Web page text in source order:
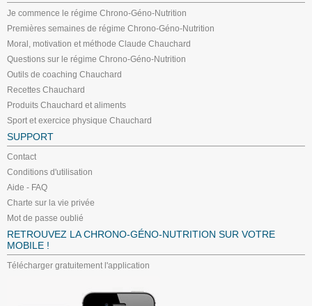
Je commence le régime Chrono-Géno-Nutrition
Premières semaines de régime Chrono-Géno-Nutrition
Moral, motivation et méthode Claude Chauchard
Questions sur le régime Chrono-Géno-Nutrition
Outils de coaching Chauchard
Recettes Chauchard
Produits Chauchard et aliments
Sport et exercice physique Chauchard
SUPPORT
Contact
Conditions d'utilisation
Aide - FAQ
Charte sur la vie privée
Mot de passe oublié
RETROUVEZ LA CHRONO-GÉNO-NUTRITION SUR VOTRE
MOBILE !
Télécharger gratuitement l'application